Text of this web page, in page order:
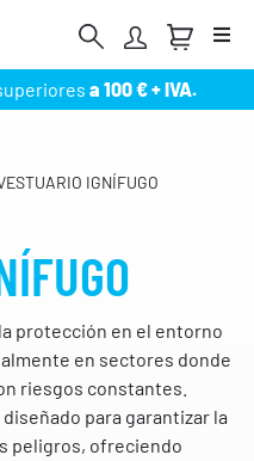
a 100 € + IVA.
IGNÍFUGO
protección en el entorno
en sectores donde
riesgos constantes.
para garantizar la
peligros, ofreciendo